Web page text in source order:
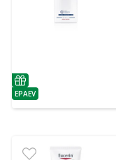
nõuanne
EPAEV
nõuanne